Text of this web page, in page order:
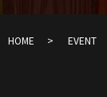
HOME EVENT